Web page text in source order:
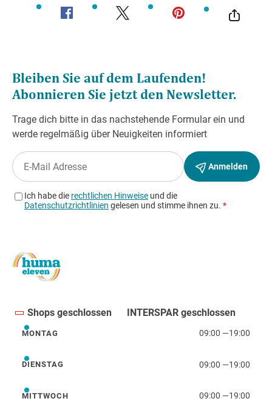
Shops geschlossen INTERSPAR geschlossen
Montag
MONTAG 09:00 —19:00
Dienstag
DIENSTAG 09:00 —19:00
Mittwoch
MITTWOCH 09:00 —19:00